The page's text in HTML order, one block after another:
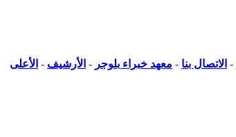
- الاتصال بنا - معهد خبراء بلوجر - الأرشيف - الأعلى